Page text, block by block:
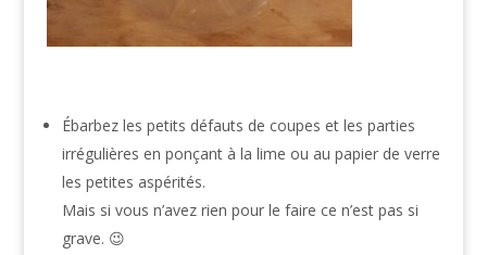
Ébarbez les petits défauts de coupes et les parties
irrégulières en ponçant à la lime ou au papier de verre
les petites aspérités.
Mais si vous n’avez rien pour le faire ce n’est pas si
grave. 😉